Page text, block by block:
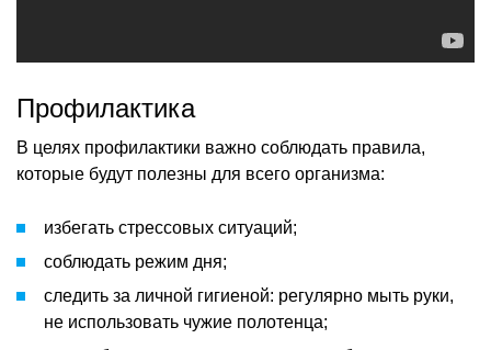
Профилактика
В целях профилактики важно соблюдать правила,
которые будут полезны для всего организма:
избегать стрессовых ситуаций;
соблюдать режим дня;
следить за личной гигиеной: регулярно мыть руки,
не использовать чужие полотенца;